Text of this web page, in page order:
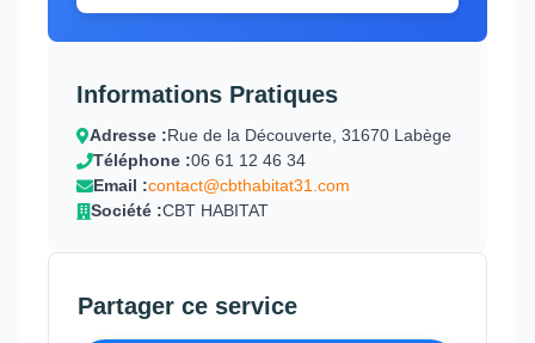
Informations Pratiques
Adresse :Rue de la Découverte, 31670 Labège
Téléphone :06 61 12 46 34
Email :contact@cbthabitat31.com
Société :CBT HABITAT
Partager ce service